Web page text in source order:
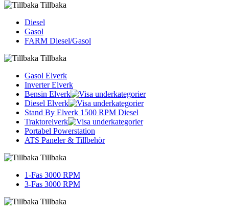
Tillbaka
Diesel
Gasol
FARM Diesel/Gasol
Tillbaka
Gasol Elverk
Inverter Elverk
Bensin Elverk
Diesel Elverk
Stand By Elverk 1500 RPM Diesel
Traktorelverk
Portabel Powerstation
ATS Paneler & Tillbehör
Tillbaka
1-Fas 3000 RPM
3-Fas 3000 RPM
Tillbaka